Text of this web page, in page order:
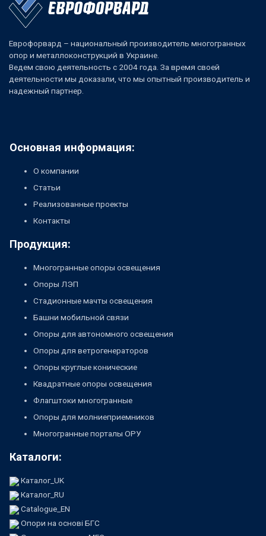
Еврофорвард – национальный производитель многогранных
опор и металлоконструкций в Украине.
Ведем свою деятельность с 2004 года. За время своей
деятельности мы доказали, что мы опытный производитель и
надежный партнер.
Основная информация:
О компании
Статьи
Реализованные проекты
Контакты
Продукция:
Многогранные опоры освещения
Опоры ЛЭП
Стадионные мачты освещения
Башни мобильной связи
Опоры для автономного освещения
Опоры для ветрогенераторов
Опоры круглые конические
Квадратные опоры освещения
Флагштоки многогранные
Опоры для молниеприемников
Многогранные порталы ОРУ
Каталоги:
Каталог_UK
Каталог_RU
Catalogue_EN
Опори на основі БГС